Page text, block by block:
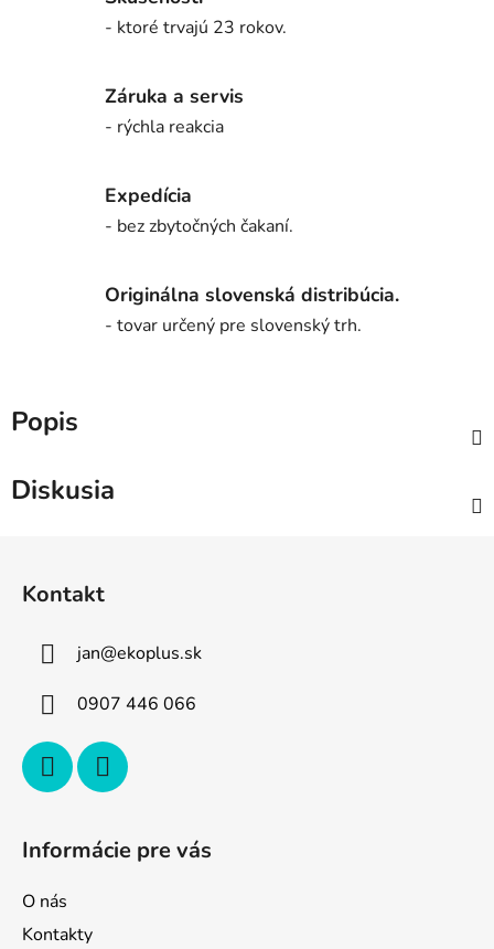
- ktoré trvajú 23 rokov.
Záruka a servis
- rýchla reakcia
Expedícia
- bez zbytočných čakaní.
Originálna slovenská distribúcia.
- tovar určený pre slovenský trh.
Popis
Diskusia
Kontakt
jan@ekoplus.sk
0907 446 066
Informácie pre vás
O nás
Kontakty